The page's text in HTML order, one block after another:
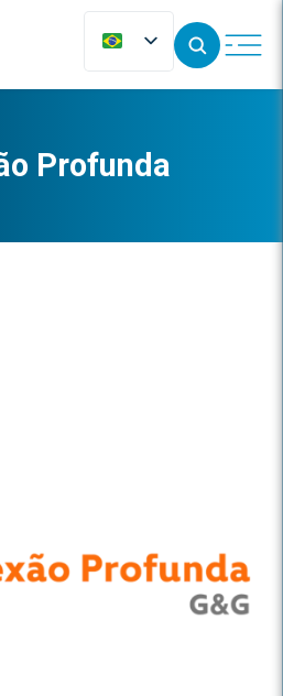
Profunda